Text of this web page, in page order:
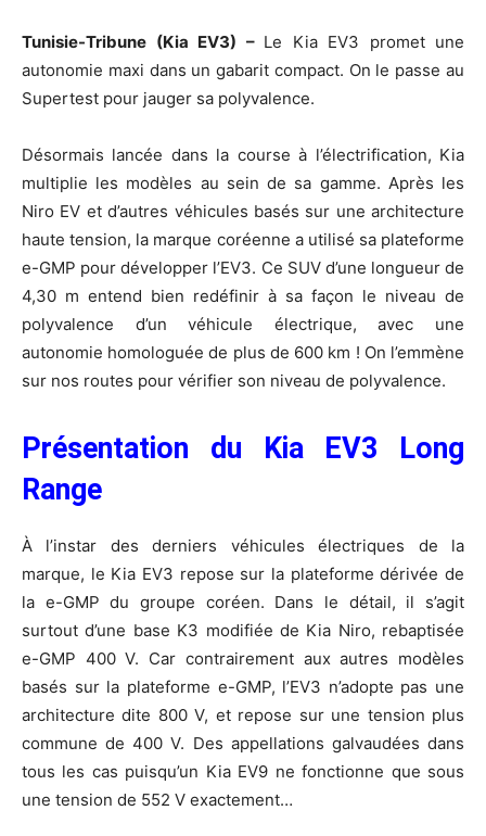
Tunisie-Tribune (Kia EV3) – Le Kia EV3 promet une
autonomie maxi dans un gabarit compact. On le passe au
Supertest pour jauger sa polyvalence.
Désormais lancée dans la course à l’électrification, Kia
multiplie les modèles au sein de sa gamme. Après les
Niro EV et d’autres véhicules basés sur une architecture
haute tension, la marque coréenne a utilisé sa plateforme
e-GMP pour développer l’EV3. Ce SUV d’une longueur de
4,30 m entend bien redéfinir à sa façon le niveau de
polyvalence d’un véhicule électrique, avec une
autonomie homologuée de plus de 600 km ! On l’emmène
sur nos routes pour vérifier son niveau de polyvalence.
Présentation du Kia EV3 Long
Range
À l’instar des derniers véhicules électriques de la
marque, le Kia EV3 repose sur la plateforme dérivée de
la e-GMP du groupe coréen. Dans le détail, il s’agit
surtout d’une base K3 modifiée de Kia Niro, rebaptisée
e-GMP 400 V. Car contrairement aux autres modèles
basés sur la plateforme e-GMP, l’EV3 n’adopte pas une
architecture dite 800 V, et repose sur une tension plus
commune de 400 V. Des appellations galvaudées dans
tous les cas puisqu’un Kia EV9 ne fonctionne que sous
une tension de 552 V exactement…